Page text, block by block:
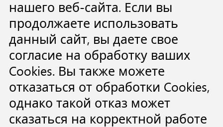
нашего веб-сайта. Если вы
продолжаете использовать
данный сайт, вы даете свое
согласие на обработку ваших
Cookies. Вы также можете
отказаться от обработки Cookies,
однако такой отказ может
сказаться на корректной работе